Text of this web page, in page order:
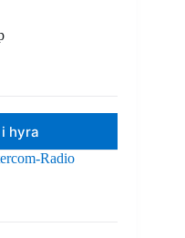
hyra
Radio